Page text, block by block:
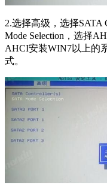
2.选择高级，选择SATA
Mode Selection，选择
AHCI安装WIN7以上的
式。